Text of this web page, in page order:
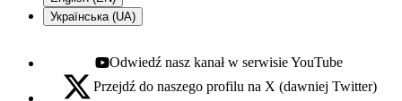
Українська (UA)
Youtube - otwiera się w nowej karcie
Odwiedź nasz kanał w serwisie YouTube
X - otwiera się w nowej karcie
Przejdź do naszego profilu na X (dawniej Twitter)